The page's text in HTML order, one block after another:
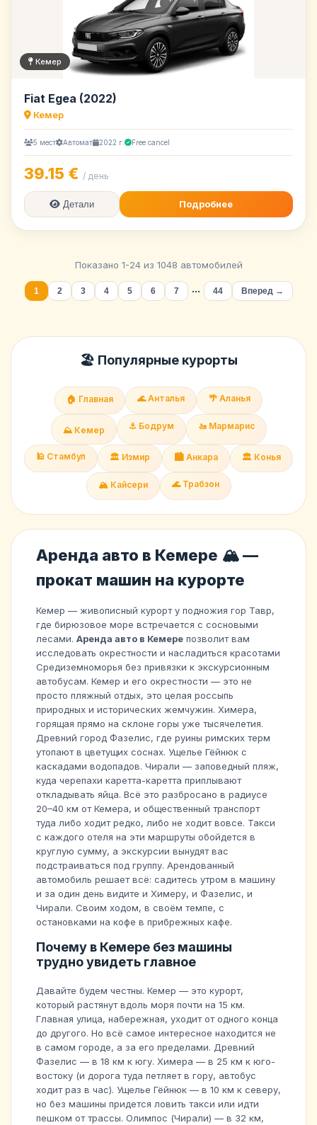
Кемер
Fiat Egea (2022)
Кемер
5 мест Автомат 2022 г. Free cancel
39.15 € / день
Детали Подробнее
Показано 1-24 из 1048 автомобилей
1 2 3 4 5 6 7 ... 44 Вперед →
🏖️ Популярные курорты
🏠 Главная 🌊 Анталья 🌴 Аланья
⛰️ Кемер ⚓ Бодрум 🚤 Мармарис
🕌 Стамбул 🏛️ Измир 🏙️ Анкара 🏛️ Конья
🏔️ Кайсери 🌊 Трабзон
Аренда авто в Кемере 🏔️ —
прокат машин на курорте
Кемер — живописный курорт у подножия гор Тавр,
где бирюзовое море встречается с сосновыми
лесами. Аренда авто в Кемере позволит вам
исследовать окрестности и насладиться красотами
Средиземноморья без привязки к экскурсионным
автобусам. Кемер и его окрестности — это не
просто пляжный отдых, это целая россыпь
природных и исторических жемчужин. Химера,
горящая прямо на склоне горы уже тысячелетия.
Древний город Фазелис, где руины римских терм
утопают в цветущих соснах. Ущелье Гёйнюк с
каскадами водопадов. Чирали — заповедный пляж,
куда черепахи каретта-каретта приплывают
откладывать яйца. Всё это разбросано в радиусе
20–40 км от Кемера, и общественный транспорт
туда либо ходит редко, либо не ходит вовсе. Такси
с каждого отеля на эти маршруты обойдется в
круглую сумму, а экскурсии вынудят вас
подстраиваться под группу. Арендованный
автомобиль решает всё: садитесь утром в машину
и за один день видите и Химеру, и Фазелис, и
Чирали. Своим ходом, в своём темпе, с
остановками на кофе в прибрежных кафе.
Почему в Кемере без машины
трудно увидеть главное
Давайте будем честны. Кемер — это курорт,
который растянут вдоль моря почти на 15 км.
Главная улица, набережная, уходит от одного конца
до другого. Но всё самое интересное находится не
в самом городе, а за его пределами. Древний
Фазелис — в 18 км к югу. Химера — в 25 км к юго-
востоку (и дорога туда петляет в гору, автобус
ходит раз в час). Ущелье Гёйнюк — в 10 км к северу,
но без машины придется ловить такси или идти
пешком от трассы. Олимпос (Чирали) — в 32 км,